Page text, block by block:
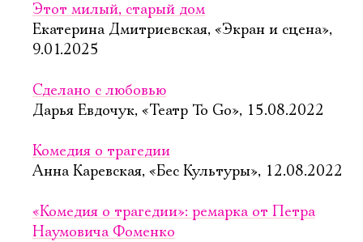
Этот милый, старый дом
Екатерина Дмитриевская, «Экран и сцена»,
9.01.2025
Сделано с любовью
Дарья Евдочук, «Театр To Go», 15.08.2022
Комедия о трагедии
Анна Каревская, «Бес Культуры», 12.08.2022
«Комедия о трагедии»: ремарка от Петра
Наумовича Фоменко